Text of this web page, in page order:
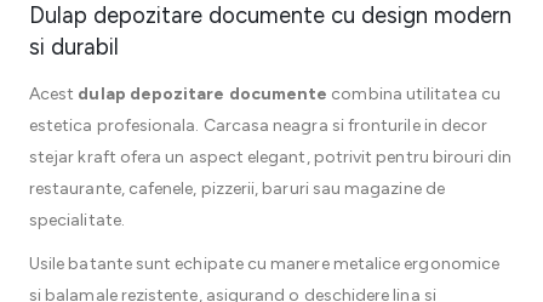
Dulap depozitare documente cu design modern
si durabil
Acest dulap depozitare documente combina utilitatea cu
estetica profesionala. Carcasa neagra si fronturile in decor
stejar kraft ofera un aspect elegant, potrivit pentru birouri din
restaurante, cafenele, pizzerii, baruri sau magazine de
specialitate.
Usile batante sunt echipate cu manere metalice ergonomice
si balamale rezistente, asigurand o deschidere lina si